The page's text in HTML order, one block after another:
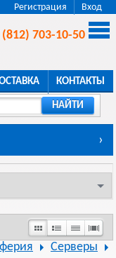
Регистрация Вход
(812) 703-10-50
КОНТАКТЫ
НАЙТИ
›
Серверы